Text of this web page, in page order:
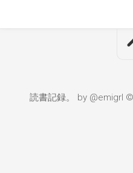
読書記録。 by @emigrl